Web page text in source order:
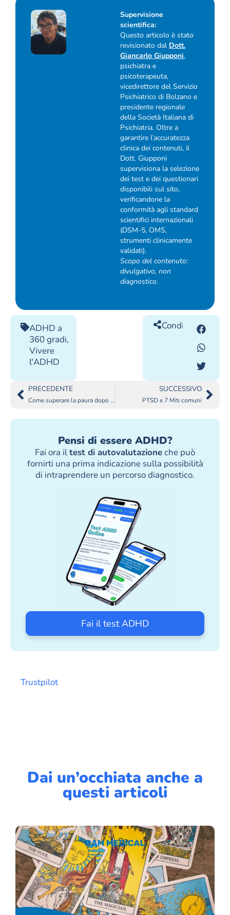
Supervisione
scientifica:
Questo articolo è stato
revisionato dal Dott.
Giancarlo Giupponi,
psichiatra e
psicoterapeuta,
vicedirettore del Servizio
Psichiatrico di Bolzano e
presidente regionale
della Società Italiana di
Psichiatria. Oltre a
garantire l’accuratezza
clinica dei contenuti, il
Dott. Giupponi
supervisiona la selezione
dei test e dei questionari
disponibili sul sito,
verificandone la
conformità agli standard
scientifici internazionali
(DSM-5, OMS,
strumenti clinicamente
validati).
Scopo del contenuto:
divulgativo, non
diagnostico.
ADHD a
360 gradi,
Vivere
l'ADHD
Condividilo
PRECEDENTE
Come superare la paura dopo essere state vittime di furto?
SUCCESSIVO
PTSD e 7 Miti comuni
Pensi di essere ADHD?
Fai ora iltest di autovalutazioneche può
fornirti una prima indicazione sulla possibilità
di intraprendere un percorso diagnostico.
Fai il test ADHD
Trustpilot
Dai un’occhiata anche a
questi articoli